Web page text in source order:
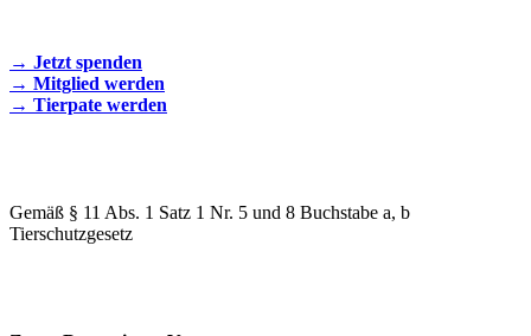
→ Jetzt spenden
→ Mitglied werden
→ Tierpate werden
Gemäß § 11 Abs. 1 Satz 1 Nr. 5 und 8 Buchstabe a, b
Tierschutzgesetz